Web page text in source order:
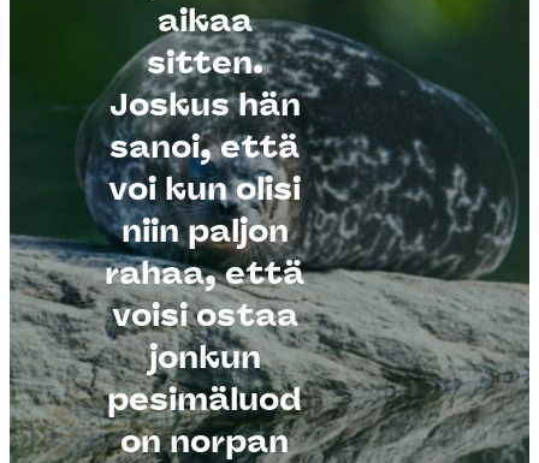
aikaa
sitten.
Joskus hän
sanoi, että
voi kun olisi
niin paljon
rahaa, että
voisi ostaa
jonkun
pesimäluod
on norpan
Kuva: Markus
Sirkka